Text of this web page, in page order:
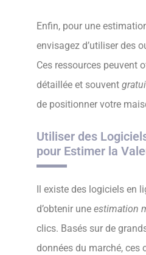
Enfin, pour une
envisagez d’utiliser des
Ces ressources peuvent
détaillée et souvent
de positionner votre
Utiliser des
pour Estimer la
Il existe des logiciels en
d’obtenir une estimation
clics. Basés sur de
données du marché, ces